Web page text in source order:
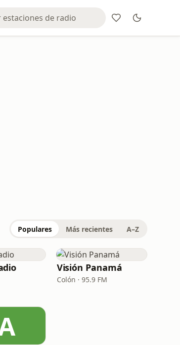
Populares Más recientes A–Z
Visión Panamá
Colón · 95.9 FM